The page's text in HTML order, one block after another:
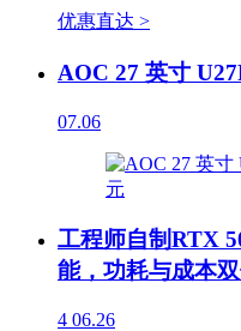
优惠直达 >
AOC 27 英寸
07.06
工程师自制RTX
能，功耗与成本
4 06.26